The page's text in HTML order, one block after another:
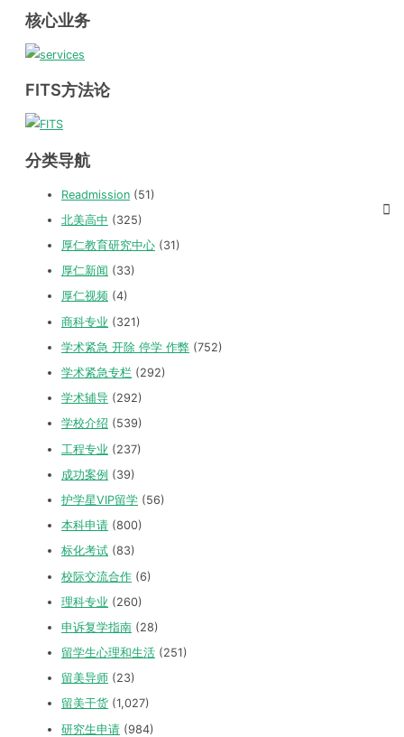
核心业务
FITS方法论
分类导航
Readmission (51)
北美高中 (325)
厚仁教育研究中心 (31)
厚仁新闻 (33)
厚仁视频 (4)
商科专业 (321)
学术紧急 开除 停学 作弊 (752)
学术紧急专栏 (292)
学术辅导 (292)
学校介绍 (539)
工程专业 (237)
成功案例 (39)
护学星VIP留学 (56)
本科申请 (800)
标化考试 (83)
校际交流合作 (6)
理科专业 (260)
申诉复学指南 (28)
留学生心理和生活 (251)
留美导师 (23)
留美干货 (1,027)
研究生申请 (984)